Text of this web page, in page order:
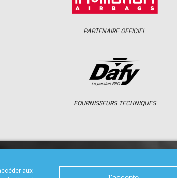
aux
PARTENAIRE OFFICIEL
FOURNISSEURS TECHNIQUES
CALENDRIER RÉSULTATS